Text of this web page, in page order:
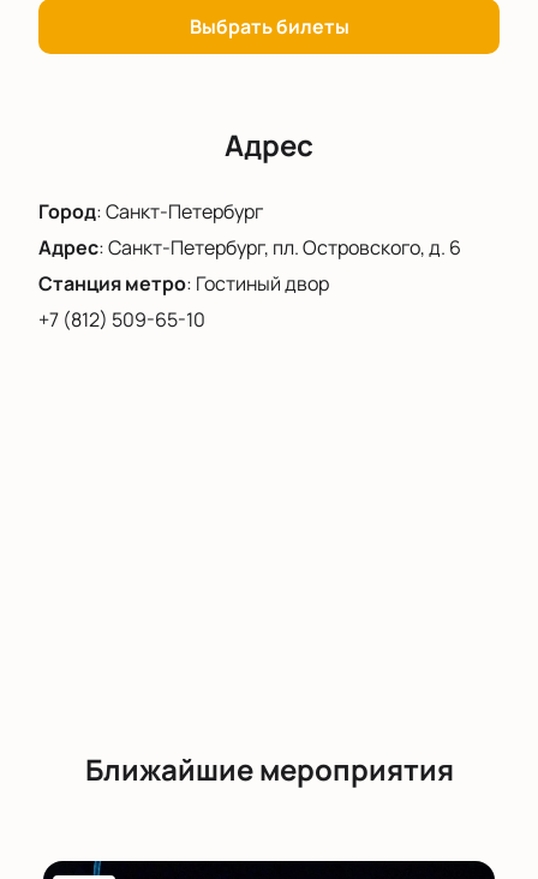
Выбрать билеты
Адрес
Город:Санкт-Петербург
Адрес:Санкт-Петербург, пл. Островского, д. 6
Станция метро: Гостиный двор
+7 (812) 509-65-10
Ближайшие мероприятия